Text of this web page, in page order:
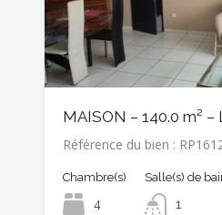
MAISON – 140.0 m² –
Référence du bien :
Chambre(s)
4
Salle(s) de
1